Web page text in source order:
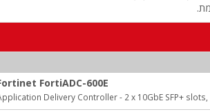
FortiADC-600E
Delivery Controller - 2 x 10GbE SFP+